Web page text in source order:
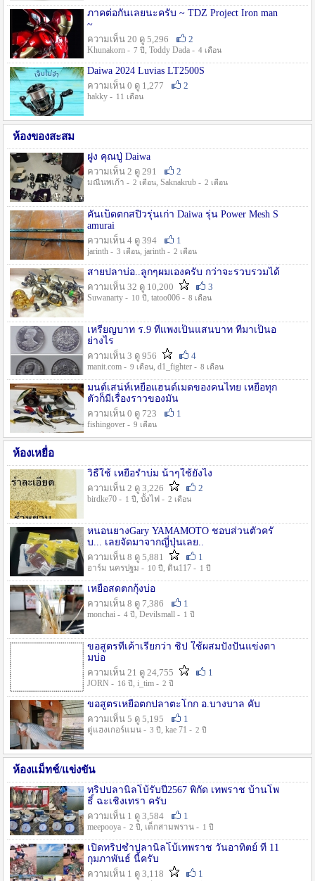
ภาคต่อกันเลยนะครับ ~ TDZ Project Iron man
~
ความเห็น 20 ดู 5,296
2
Khunakorn - 7 ปี , Toddy Dada - 4 เดือน
Daiwa 2024 Luvias LT2500S
ความเห็น 0 ดู 1,277
2
hakky - 11 เดือน
ห้องของสะสม
ฝูง คุณปู่ Daiwa
ความเห็น 2 ดู 291
2
มณีนพเก้า - 2 เดือน, Saknakrub - 2 เดือน
คันเบ็ดตกสปิ๋วรุ่นเก่า Daiwa รุ่น Power Mesh S
amurai
ความเห็น 4 ดู 394
1
jarinth - 3 เดือน, jarinth - 2 เดือน
สายปลาบ่อ..ลูกๆผมเองครับ กว่าจะรวบรวมได้
ความเห็น 32 ดู 10,200
3
Suwanarty - 10 ปี , tatoo006 - 8 เดือน
เหรียญบาท ร.9 ที่แพงเป็นแสนบาท ที่มาเป็นอ
ย่างไร
ความเห็น 3 ดู 956
4
manit.com - 9 เดือน, d1_fighter - 8 เดือน
มนต์เสน่ห์เหยื่อแฮนด์เมดของคนไทย เหยื่อทุก
ตัวก็มีเรื่องราวของมัน
ความเห็น 0 ดู 723
1
fishingover - 9 เดือน
ห้องเหยื่อ
วิธืใช้ เหยื่อรำบ่ม น้าๆใช้ยังไง
ความเห็น 2 ดู 3,226
2
birdke70 - 1 ปี , บั้งไฟ - 2 เดือน
หนอนยางGary YAMAMOTO ชอบส่วนตัวครั
บ... เลยจัดมาจากญี่ปุ่นเลย..
ความเห็น 8 ดู 5,881
1
อาร์ม นครปฐม - 10 ปี , ดิน117 - 1 ปี
เหยื่อสดตกกุ้งบ่อ
ความเห็น 8 ดู 7,386
1
monchai - 4 ปี , Devilsmall - 1 ปี
ขอสูตรที่เค้าเรียกว่า ชิป ใช้ผสมปังปั่นแข่งตา
มบ่อ
ความเห็น 21 ดู 24,755
1
JORN - 16 ปี , i_tim - 2 ปี
ขอสูตรเหยื่อตกปลาตะโกก อ.บางบาล คับ
ความเห็น 5 ดู 5,195
1
ตู่แฮงเกอร์แมน - 3 ปี , kae 71 - 2 ปี
ห้องแม็ทช์/แข่งขัน
ทริปปลานิลโบ้รับปี2567 พิกัด เทพราช บ้านโพ
ธิ์ ฉะเชิงเทรา ครับ
ความเห็น 1 ดู 3,584
1
meepooya - 2 ปี , เด็กสามพราน - 1 ปี
เปิดทริปซ้ำปลานิลโบ้เทพราช วันอาทิตย์ ที่ 11
กุมภาพันธ์ นี้ครับ
ความเห็น 1 ดู 3,118
1